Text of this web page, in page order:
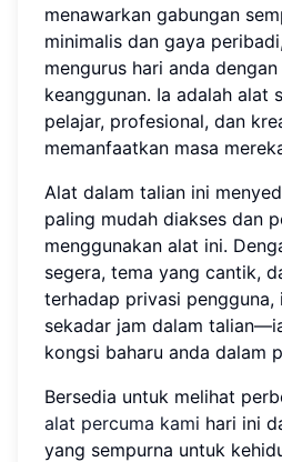
menawarkan gabungan
minimalis dan gaya
mengurus hari anda
keanggunan. Ia adalah alat
pelajar, profesional, dan
memanfaatkan masa
Alat dalam talian ini
paling mudah diakses dan
menggunakan alat ini.
segera, tema yang cantik,
terhadap privasi pengguna,
sekadar jam dalam
kongsi baharu anda dalam
Bersedia untuk melihat
alat percuma kami hari ini
yang sempurna untuk